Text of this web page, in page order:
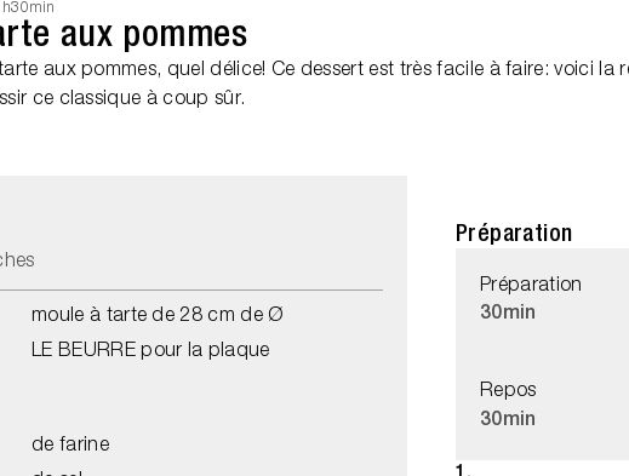
30min
aux pommes
aux pommes, quel délice! Ce dessert est très facile à faire: voici la
ce classique à coup sûr.
moule à tarte de 28 cm de Ø
LE BEURRE pour la plaque
de farine
Préparation
Préparation
30min
Repos
30min